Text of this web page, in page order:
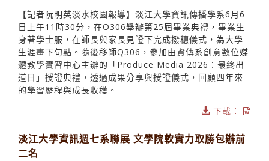
【記者阮明英淡水校園報導】淡江大學資訊傳播學系6月6
日上午11時30分，在O306舉辦第25屆畢業典禮，畢業生
身著學士服，在師長與家長見證下完成撥穗儀式，為大學
生涯畫下句點。隨後移師Q306，參加由資傳系創意數位媒
體教學實習中心主辦的「Produce Media 2026：最終出
道日」授證典禮，透過成果分享與授證儀式，回顧四年來
的學習歷程與成長收穫。
下載：
淡江大學資訊週七系聯展 文學院軟實力取勝包辦前
二名